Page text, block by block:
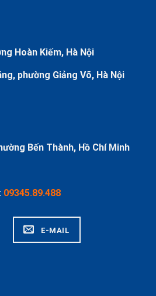
Hoàn Kiếm, Hà Nội
phường Giảng Võ, Hà Nội
Bến Thành, Hồ Chí Minh
09345.89.488
E-MAIL